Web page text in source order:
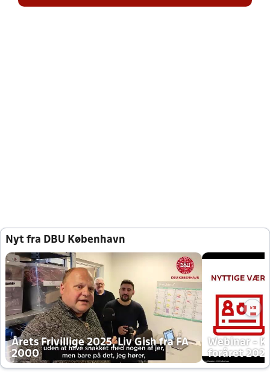
Nyt fra DBU København
Årets Frivillige 2025, Liv Gish fra FA
2000
Webinar -
foråret